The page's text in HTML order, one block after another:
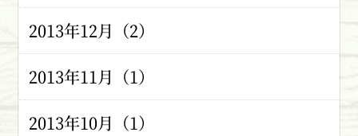
2013年12月（2）
2013年11月（1）
2013年10月（1）